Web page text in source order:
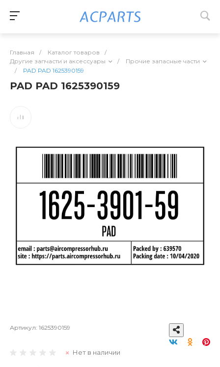
Главная / Каталог товаров
/
Другие запчасти и аксессуары
/
Прочие запасные части
/
PAD PAD 1625390159
PAD PAD 1625390159
Артикул: 1625390159
Нет в наличии